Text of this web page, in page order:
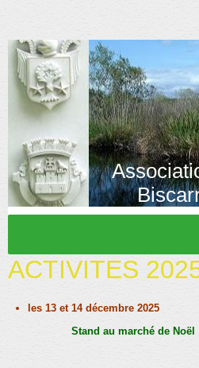
Page d'accueil
Actu/News
Rétrospective
ACTIVITES
les 13 et 14 décembre 2025
Stand au marché de Noël